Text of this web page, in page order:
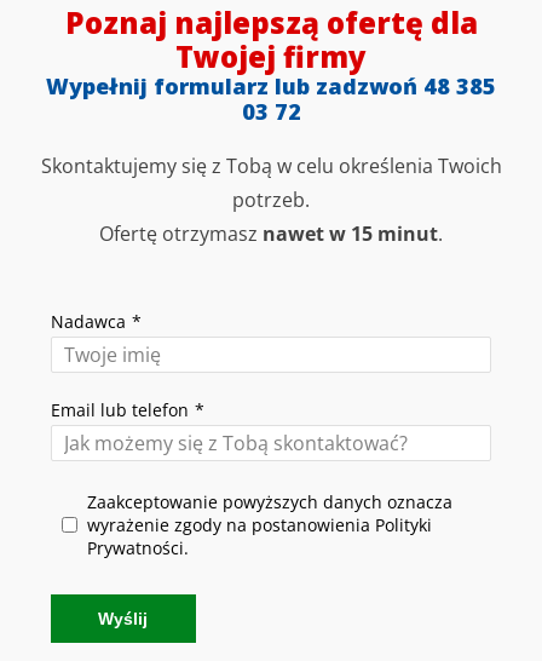
Poznaj najlepszą ofertę dla
Twojej firmy
Wypełnij formularz lub zadzwoń 48 385
03 72
Skontaktujemy się z Tobą w celu określenia Twoich
potrzeb.
Ofertę otrzymasz nawet w 15 minut.
Nadawca *
Email lub telefon *
Zaakceptowanie powyższych danych oznacza
wyrażenie zgody na postanowienia Polityki
Prywatności.
Wyślij